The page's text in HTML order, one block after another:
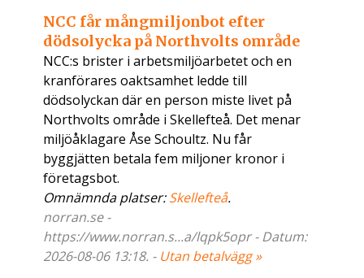
NCC får mångmiljonbot efter
dödsolycka på Northvolts område
NCC:s brister i arbetsmiljöarbetet och en
kranförares oaktsamhet ledde till
dödsolyckan där en person miste livet på
Northvolts område i Skellefteå. Det menar
miljöåklagare Åse Schoultz. Nu får
byggjätten betala fem miljoner kronor i
företagsbot.
Omnämnda platser:Skellefteå.
norran.se -
https://www.norran.s...a/lqpk5opr - Datum:
2026-08-06 13:18. - Utan betalvägg »